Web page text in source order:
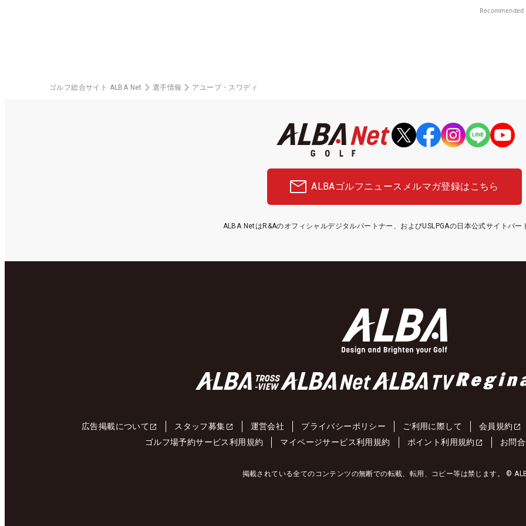
Recommended
ゴルフ総合サイト ALBA Net 選手情報 アユーブ・スワディ
ALBAゴルフニュース メルマガ登録はこちら
ALBA NetはR&Aのオフィシャルデジタルパートナー、およびUSLPGAの日本公式サイトパー
広告掲載について スタッフ募集 運営会社 プライバシーポリシー ご利用に際して 会員規約
ゴルフ場予約サービス利用規約
マイページサービス利用規約 ポイント利用規約 お問
掲載されている全てのコンテンツの無断での転載、転用、コピー等は禁じます。 ©